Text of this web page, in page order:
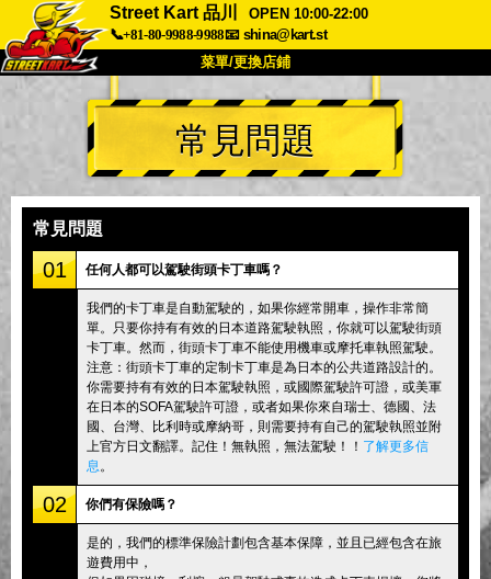
Street Kart 品川
OPEN 10:00-22:00
📞+81-80-9988-9988📧 shina@kart.st
菜單/更換店鋪
首頁
關於 規格 價格
公司
更換店鋪
東京品川 #1 東京秋葉原#1
東京秋葉原#2 東京澀谷
東京澀谷附屬 東京灣
東京淺草 大阪
沖繩
常見問題
常見問題
01 任何人都可以駕駛街頭卡丁車嗎？
我們的卡丁車是自動駕駛的，如果你經常開車，操作非常簡
單。只要你持有有效的日本道路駕駛執照，你就可以駕駛街頭
卡丁車。然而，街頭卡丁車不能使用機車或摩托車執照駕駛。
注意：街頭卡丁車的定制卡丁車是為日本的公共道路設計的。
你需要持有有效的日本駕駛執照，或國際駕駛許可證，或美軍
在日本的SOFA駕駛許可證，或者如果你來自瑞士、德國、法
國、台灣、比利時或摩納哥，則需要持有自己的駕駛執照並附
上官方日文翻譯。記住！無執照，無法駕駛！！ 了解更多信
息 。
02 你們有保險嗎？
是的，我們的標準保險計劃包含基本保障，並且已經包含在旅
遊費用中，